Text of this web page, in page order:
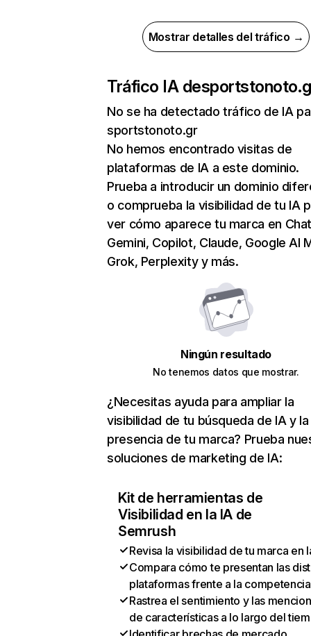
Mostrar detalles del tráfico →
Tráfico IA de
No se ha detectado tráfico de IA
sportstonoto.gr
No hemos encontrado visitas de
plataformas de IA a este dominio.
Prueba a introducir un dominio
o comprueba la visibilidad de tu IA
ver cómo aparece tu marca en
Gemini, Copilot, Claude, Google AI
Grok, Perplexity y más.
Ningún resultado
No tenemos datos que mostrar.
¿Necesitas ayuda para ampliar la
visibilidad de tu búsqueda de IA y la
presencia de tu marca? Prueba
soluciones de marketing de IA:
Kit de herramientas de
Visibilidad en la IA de
Semrush
Revisa la visibilidad de tu marca en
Compara cómo te presentan las
plataformas frente a la competencia
Rastrea el sentimiento y las
de características a lo largo del